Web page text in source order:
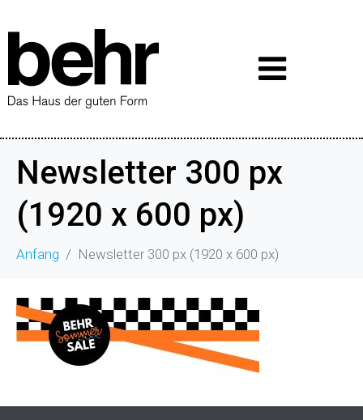
Newsletter 300 px
(1920 x 600 px)
Anfang Newsletter 300 px (1920 x 600 px)